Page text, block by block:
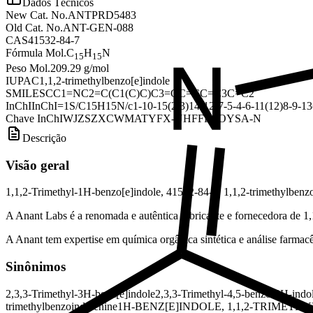
New Cat. No.ANTPRD5483
Old Cat. No.ANT-GEN-088
CAS41532-84-7
Fórmula Mol.C15H15N
Peso Mol.209.29 g/mol
IUPAC1,1,2-trimethylbenzo[e]indole
SMILESCC1=NC2=C(C1(C)C)C3=CC=CC=C3C=C2
InChIInChI=1S/C15H15N/c1-10-15(2,3)14-12-7-5-4-6-11(12)8-9-
Chave InChIWJZSZXCWMATYFX-UHFFFAOYSA-N
Descrição
Visão geral
1,1,2-Trimethyl-1H-benzo[e]indole, 41532-84-7, 1,1,2-
A Anant Labs é a renomada e autêntica fabricante e fornecedora de
A Anant tem expertise em química orgânica sintética e análise
Sinônimos
2,3,3-Trimethyl-3H-benz[e]indole2,3,3-Trimethyl-4,5-benzo-3H-
trimethylbenzoindolenine1H-BENZ[E]INDOLE, 1,1,2-